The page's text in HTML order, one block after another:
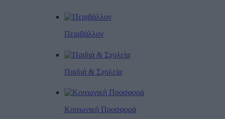
Περιβάλλον
Παιδιά & Σχολεία
Κοινωνική Προσφορά